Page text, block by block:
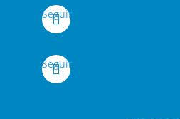
Seguir
Seguir